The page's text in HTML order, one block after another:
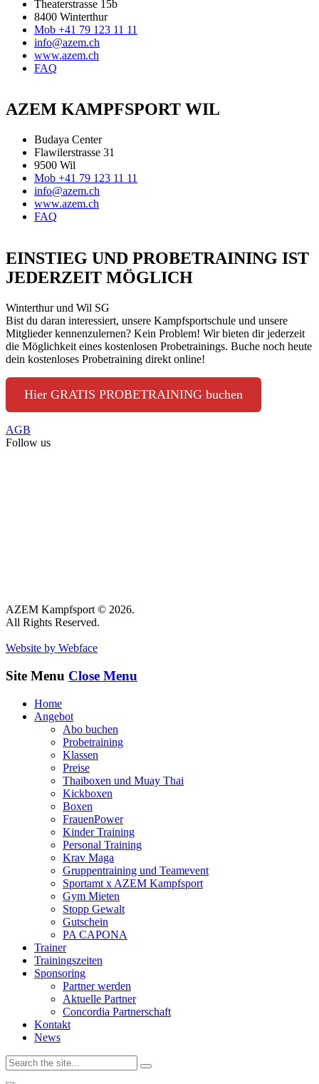
Theaterstrasse 15b
8400 Winterthur
Mob +41 79 123 11 11
info@azem.ch
www.azem.ch
FAQ
AZEM KAMPFSPORT WIL
Budaya Center
Flawilerstrasse 31
9500 Wil
Mob +41 79 123 11 11
info@azem.ch
www.azem.ch
FAQ
EINSTIEG UND PROBETRAINING IST
JEDERZEIT MÖGLICH
Winterthur und Wil SG
Bist du daran interessiert, unsere Kampfsportschule und unsere
Mitglieder kennenzulernen? Kein Problem! Wir bieten dir jederzeit
die Möglichkeit eines kostenlosen Probetrainings. Buche noch heute
dein kostenloses Probetraining direkt online!
Hier GRATIS PROBETRAINING buchen
AGB
Follow us
AZEM Kampfsport © 2026.
All Rights Reserved.
Website by Webface
Site Menu Close Menu
Home
Angebot
Abo buchen
Probetraining
Klassen
Preise
Thaiboxen und Muay Thai
Kickboxen
Boxen
FrauenPower
Kinder Training
Personal Training
Krav Maga
Gruppentraining und Teamevent
Sportamt x AZEM Kampfsport
Gym Mieten
Stopp Gewalt
Gutschein
PA CAPONA
Trainer
Trainingszeiten
Sponsoring
Partner werden
Aktuelle Partner
Concordia Partnerschaft
Kontakt
News